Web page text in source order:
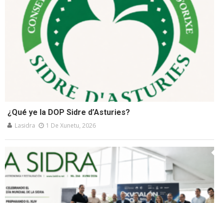
¿Qué ye la DOP Sidre d’Asturies?
Lasidra 1 De Xunetu, 2026